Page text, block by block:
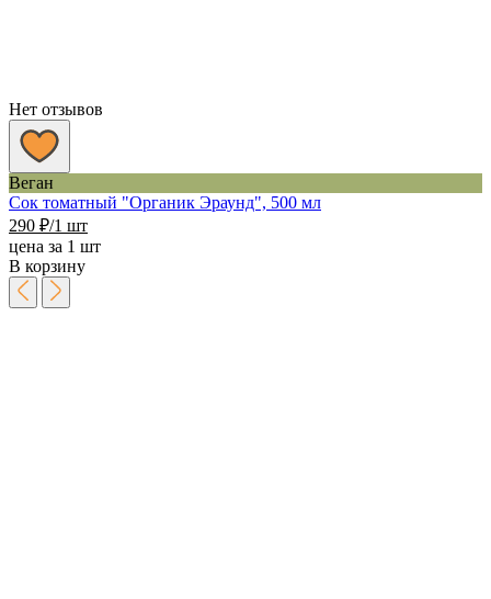
Нет отзывов
Веган
Сок томатный "Органик Эраунд", 500 мл
290 ₽/1 шт
цена за 1 шт
В корзину